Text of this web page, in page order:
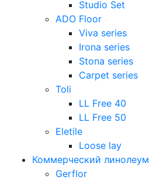
Studio Set
ADO Floor
Viva series
Irona series
Stona series
Carpet series
Toli
LL Free 40
LL Free 50
Eletile
Loose lay
Коммерческий линолеум
Gerflor